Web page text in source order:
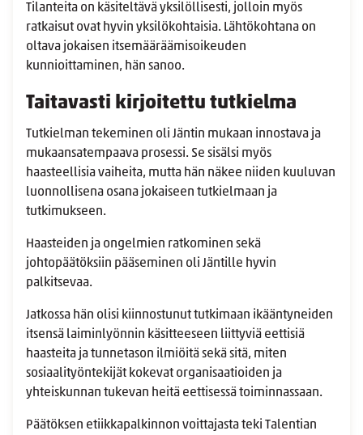
Tilanteita on käsiteltävä yksilöllisesti, jolloin myös
ratkaisut ovat hyvin yksilökohtaisia. Lähtökohtana on
oltava jokaisen itsemääräämisoikeuden
kunnioittaminen, hän sanoo.
Taitavasti kirjoitettu tutkielma
Tutkielman tekeminen oli Jäntin mukaan innostava ja
mukaansatempaava prosessi. Se sisälsi myös
haasteellisia vaiheita, mutta hän näkee niiden kuuluvan
luonnollisena osana jokaiseen tutkielmaan ja
tutkimukseen.
Haasteiden ja ongelmien ratkominen sekä
johtopäätöksiin pääseminen oli Jäntille hyvin
palkitsevaa.
Jatkossa hän olisi kiinnostunut tutkimaan ikääntyneiden
itsensä laiminlyönnin käsitteeseen liittyviä eettisiä
haasteita ja tunnetason ilmiöitä sekä sitä, miten
sosiaalityöntekijät kokevat organisaatioiden ja
yhteiskunnan tukevan heitä eettisessä toiminnassaan.
Päätöksen etiikkapalkinnon voittajasta teki Talentian